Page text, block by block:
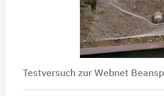
Testversuch zur Webnet